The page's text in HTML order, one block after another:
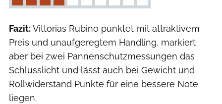
Fazit:Vittorias Rubino punktet mit attraktivem
Preis und unaufgeregtem Handling, markiert
aber bei zwei Pannenschutzmessungen das
Schlusslicht und lässt auch bei Gewicht und
Rollwiderstand Punkte für eine bessere Note
liegen.